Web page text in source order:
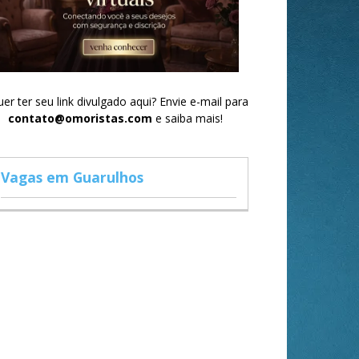
ter seu link divulgado aqui? Envie e-mail para
contato@omoristas.com e saiba mais!
Vagas em Guarulhos